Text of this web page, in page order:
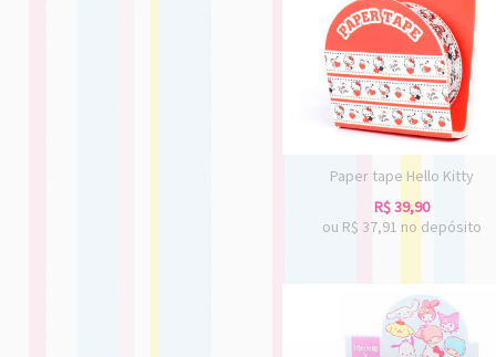
Paper tape Hello Kitty
R$39,90
ou R$ 37,91 no depósito